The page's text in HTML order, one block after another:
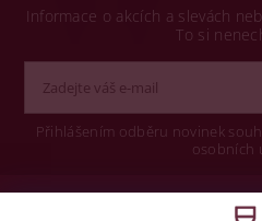
Informace o akcích a slevách
To si
Přihlášením odběru novinek
osobních